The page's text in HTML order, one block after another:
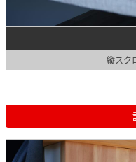
縦スク